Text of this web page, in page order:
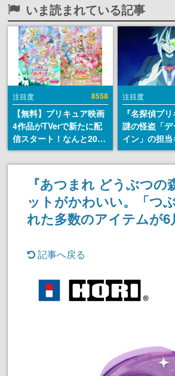
いま読まれている記事
注目度 8558
【無料】プリキュア映画
4作品がTVerで新たに配
信スタート！なんと2018
年～2024年の映画ほぼす
べてが見放題に、ぶっち
ゃけありえないラインナ
注目度
『名探偵プリ
謎の怪盗「
イン」の担
天﨑滉平さ
『Re:ゼロか
世界生活』
『ヒプノシ
田三郎役など
『あつまれ どうぶつ
ットがかわいい。「つ
れた多数のアイテムが6
記事へ戻る